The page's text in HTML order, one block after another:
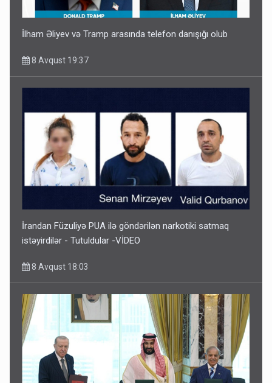
İlham Əliyev və Tramp arasında telefon danışığı olub
8 Avqust 19:37
İrandan Füzuliyə PUA ilə göndərilən narkotiki satmaq
istəyirdilər - Tutuldular -VİDEO
8 Avqust 18:03